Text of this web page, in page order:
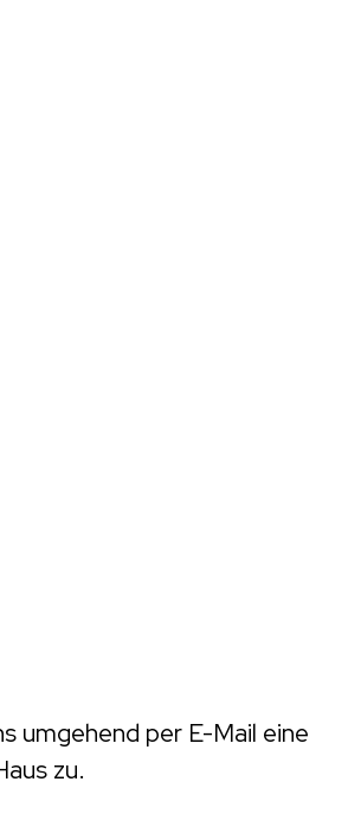
umgehend per E-Mail eine
zu.